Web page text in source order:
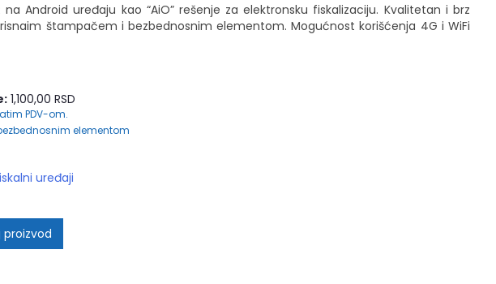
na Android uređaju kao “AiO” rešenje za elektronsku fiskalizaciju. Kvalitetan i brz
štampačem i bezbednosnim elementom. Mogućnost korišćenja 4G i WiFi
1,100,00 RSD
PDV-om.
elementom
uređaji
proizvod